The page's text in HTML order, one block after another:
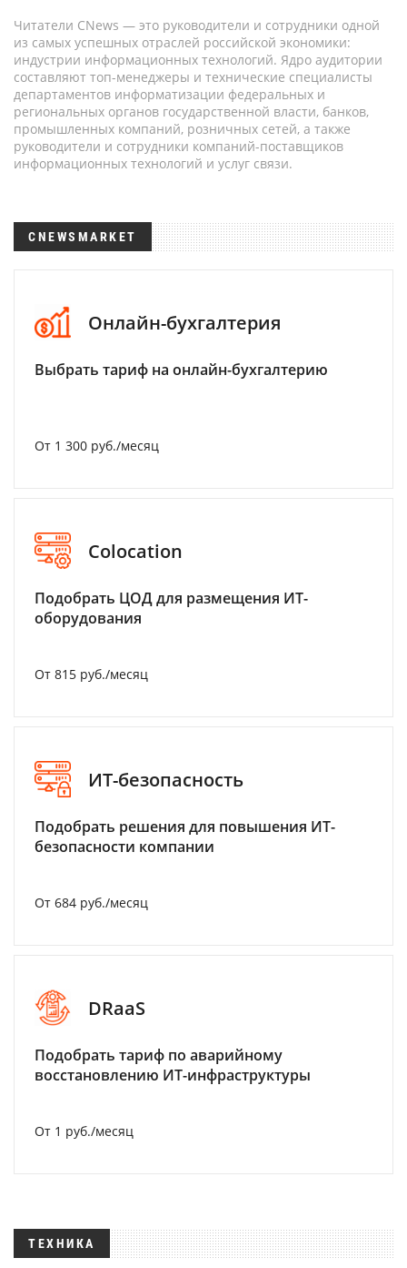
Читатели CNews — это руководители и сотрудники одной
из самых успешных отраслей российской экономики:
индустрии информационных технологий. Ядро аудитории
составляют топ-менеджеры и технические специалисты
департаментов информатизации федеральных и
региональных органов государственной власти, банков,
промышленных компаний, розничных сетей, а также
руководители и сотрудники компаний-поставщиков
информационных технологий и услуг связи.
CNEWSMARKET
Онлайн-бухгалтерия
Выбрать тариф на онлайн-бухгалтерию
От 1 300 руб./месяц
Colocation
Подобрать ЦОД для размещения ИТ-
оборудования
От 815 руб./месяц
ИТ-безопасность
Подобрать решения для повышения ИТ-
безопасности компании
От 684 руб./месяц
DRaaS
Подобрать тариф по аварийному
восстановлению ИТ-инфраструктуры
От 1 руб./месяц
ТЕХНИКА